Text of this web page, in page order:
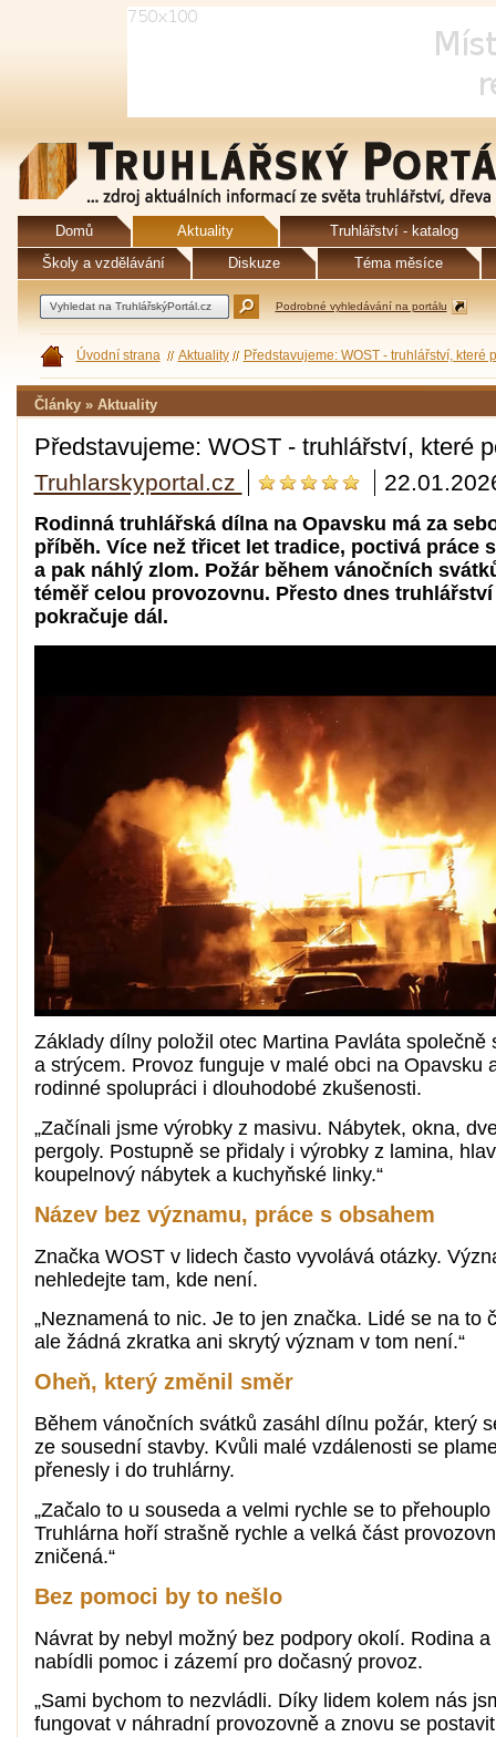
Domů Aktuality
Truhlářství - katalog
Školy a vzdělávání
Diskuze Téma měsíce
Podrobné vyhledávání na portálu
Úvodní strana Aktuality Představujeme: WOST - truhlářství, které
Články » Aktuality
Představujeme: WOST - truhlářství, které
Truhlarskyportal.cz
Rodinná truhlářská dílna na Opavsku má za
příběh. Více než třicet let tradice, poctivá práce
a pak náhlý zlom. Požár během vánočních
téměř celou provozovnu. Přesto dnes truhlářství
pokračuje dál.
Základy dílny položil otec Martina Pavláta společně
a strýcem. Provoz funguje v malé obci na Opavsku
rodinné spolupráci i dlouhodobé zkušenosti.
„Začínali jsme výrobky z masivu. Nábytek, okna,
pergoly. Postupně se přidaly i výrobky z lamina,
koupelnový nábytek a kuchyňské linky.“
Název bez významu, práce s obsahem
Značka WOST v lidech často vyvolává otázky.
nehledejte tam, kde není.
„Neznamená to nic. Je to jen značka. Lidé se na to
ale žádná zkratka ani skrytý význam v tom není.“
Oheň, který změnil směr
Během vánočních svátků zasáhl dílnu požár, který
ze sousední stavby. Kvůli malé vzdálenosti se
přenesly i do truhlárny.
„Začalo to u souseda a velmi rychle se to přehouplo
Truhlárna hoří strašně rychle a velká část
zničená.“
Bez pomoci by to nešlo
Návrat by nebyl možný bez podpory okolí. Rodina a
nabídli pomoc i zázemí pro dočasný provoz.
„Sami bychom to nezvládli. Díky lidem kolem nás
fungovat v náhradní provozovně a znovu se postavit